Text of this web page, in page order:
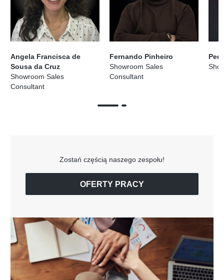
Angela Francisca de
Sousa da Cruz
Showroom Sales
Consultant
Fernando Pinheiro
Showroom Sales
Consultant
Zostań częścią naszego zespołu!
OFERTY PRACY